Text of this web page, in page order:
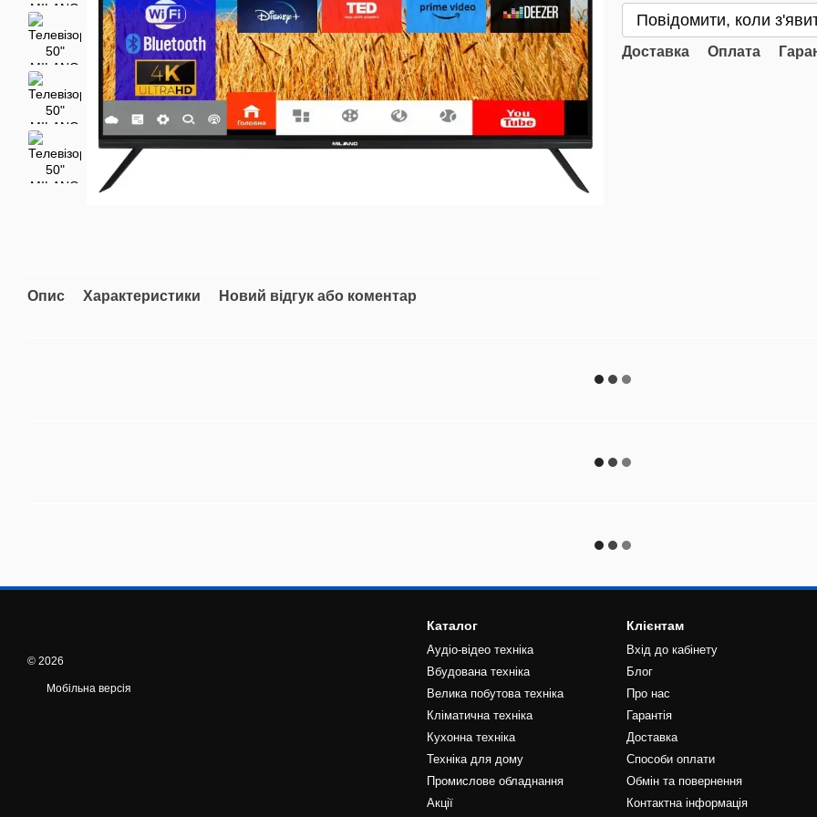
Опис Характеристики Новий відгук або коментар
Повідомити, коли
Доставка Оплата
© 2026
Мобільна версія
Каталог
Аудіо-відео техніка
Вбудована техніка
Велика побутова техніка
Кліматична техніка
Кухонна техніка
Техніка для дому
Промислове обладнання
Акції
Клієнтам
Вхід до кабінету
Блог
Про нас
Гарантія
Доставка
Способи оплати
Обмін та повернення
Контактна інформація